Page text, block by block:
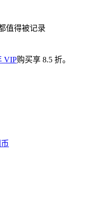
值得被记录
VIP购买享 8.5 折。